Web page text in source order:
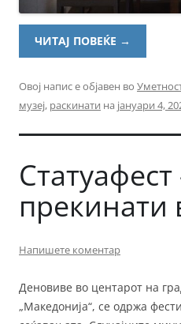
ЧИТАЈ ПОВЕЌЕ →
Овој напис е објавен во
музеј, раскинати на јануари 4,
Статуафест
прекинати
Напишете коментар
Деновиве во центарот на
„Македонија“, се одржа